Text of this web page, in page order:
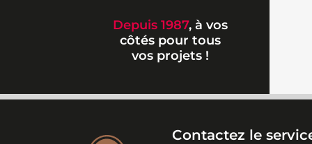
Depuis 1987, à vos
côtés pour tous
vos projets !
Contactez le